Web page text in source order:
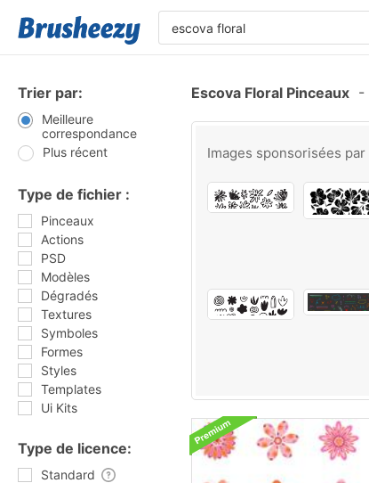
Trier par:
Meilleure
correspondance
Plus récent
Type de fichier :
Pinceaux
Actions
PSD
Modèles
Dégradés
Textures
Symboles
Formes
Styles
Templates
Ui Kits
Type de licence:
Standard
Escova Floral Pinceaux -
Images sponsorisées par